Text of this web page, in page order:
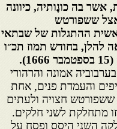
בה כונָותיה, כיוונה
אצל ששפורטש
ההתגלות של שבתאי
ומסתימת, כפי שנראה להלן, בחודש תמוז תכ״ו
אמונה והרהורי
והעמדת פנים, אחת
ששפורטש חצויה ולעתים
מתחלקת לשני חלקים.
השני היסס ופסח על